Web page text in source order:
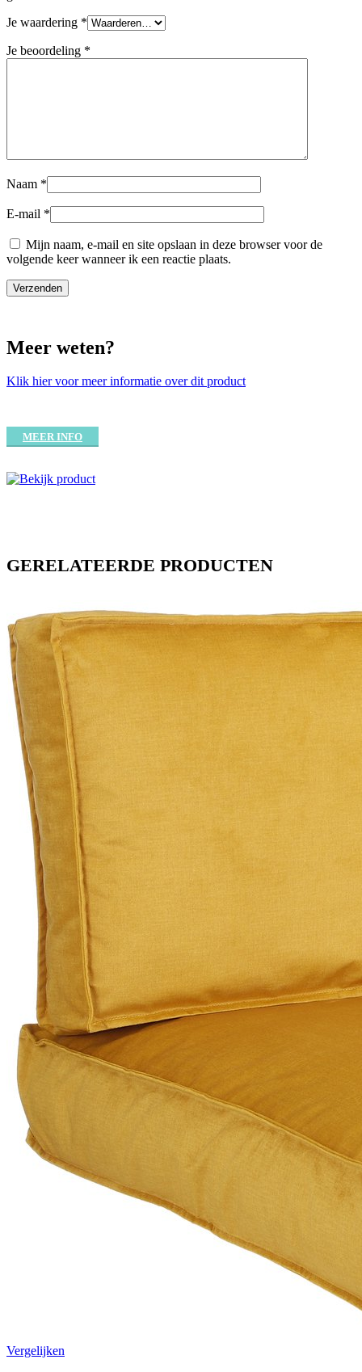
Je waardering *
Je beoordeling *
Naam *
E-mail *
Mijn naam, e-mail en site opslaan in deze browser voor de
volgende keer wanneer ik een reactie plaats.
Meer weten?
Klik hier voor meer informatie over dit product
MEER INFO
GERELATEERDE PRODUCTEN
Vergelijken